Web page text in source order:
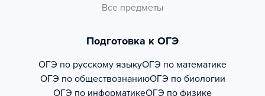
Все предметы
Подготовка к ОГЭ
ОГЭ по русскому языкуОГЭ по математике
ОГЭ по обществознаниюОГЭ по биологии
ОГЭ по информатикеОГЭ по физике